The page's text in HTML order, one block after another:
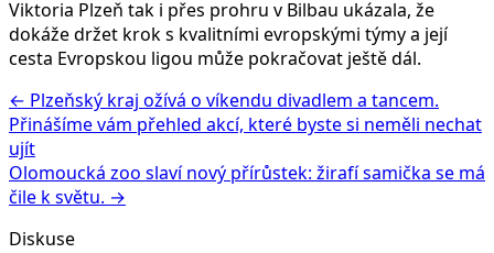
Viktoria Plzeň tak i přes prohru v Bilbau ukázala, že
dokáže držet krok s kvalitními evropskými týmy a její
cesta Evropskou ligou může pokračovat ještě dál.
← Plzeňský kraj ožívá o víkendu divadlem a tancem.
Přinášíme vám přehled akcí, které byste si neměli nechat
ujít
Olomoucká zoo slaví nový přírůstek: žirafí samička se má
čile k světu. →
Diskuse